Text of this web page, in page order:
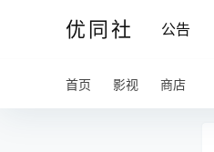
优同社 公告
首页 影视 商店